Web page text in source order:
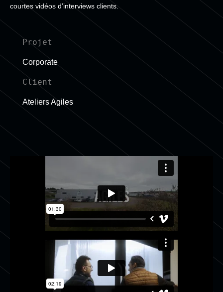
courtes vidéos d’interviews clients.
Projet
Corporate
Client
Ateliers Agiles